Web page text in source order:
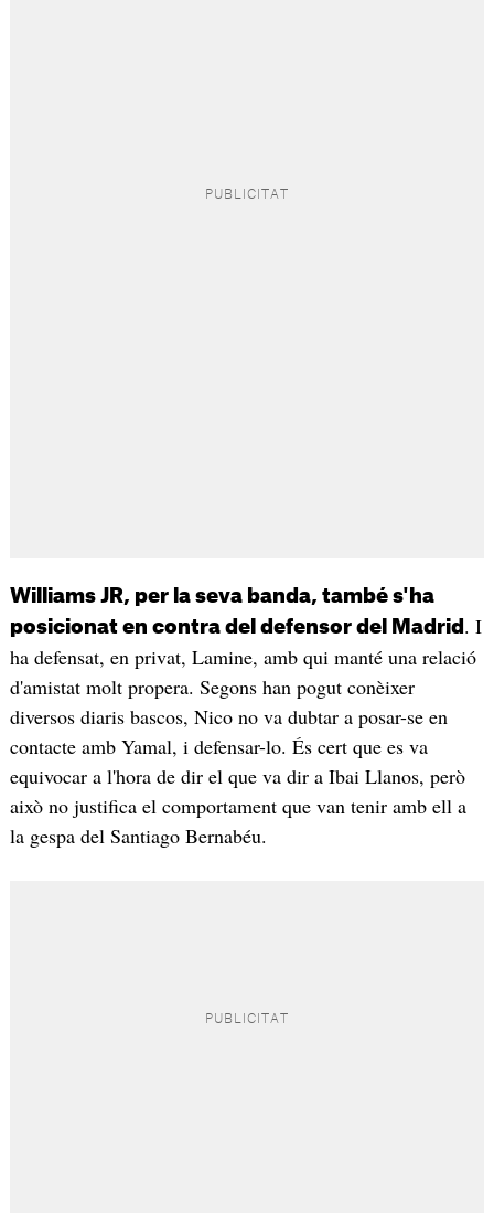
Williams JR, per la seva banda, també s'ha
posicionat en contra del defensor del Madrid . I
ha defensat, en privat, Lamine, amb qui manté una relació
d'amistat molt propera. Segons han pogut conèixer
diversos diaris bascos, Nico no va dubtar a posar-se en
contacte amb Yamal, i defensar-lo. És cert que es va
equivocar a l'hora de dir el que va dir a Ibai Llanos, però
això no justifica el comportament que van tenir amb ell a
la gespa del Santiago Bernabéu.